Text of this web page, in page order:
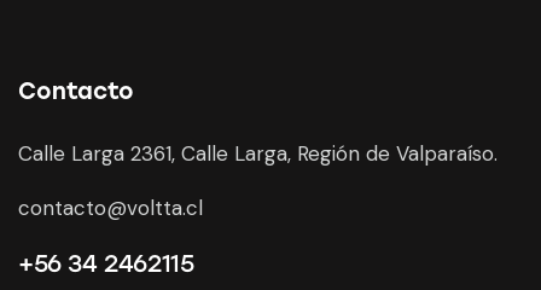
Contacto
Calle Larga 2361, Calle Larga, Región de Valparaíso.
contacto@voltta.cl
+56 34 2462115